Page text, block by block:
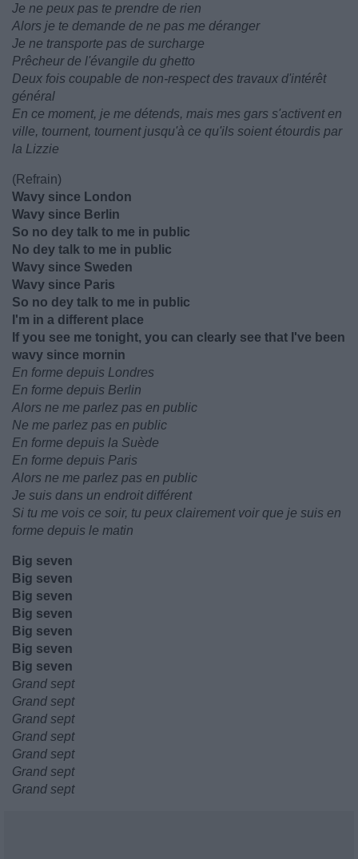
Je ne peux pas te prendre de rien
Alors je te demande de ne pas me déranger
Je ne transporte pas de surcharge
Prêcheur de l'évangile du ghetto
Deux fois coupable de non-respect des travaux d'intérêt
général
En ce moment, je me détends, mais mes gars s'activent en
ville, tournent, tournent jusqu'à ce qu'ils soient étourdis par
la Lizzie
(Refrain)
Wavy since London
Wavy since Berlin
So no dey talk to me in public
No dey talk to me in public
Wavy since Sweden
Wavy since Paris
So no dey talk to me in public
I'm in a different place
If you see me tonight, you can clearly see that I've been
wavy since mornin
En forme depuis Londres
En forme depuis Berlin
Alors ne me parlez pas en public
Ne me parlez pas en public
En forme depuis la Suède
En forme depuis Paris
Alors ne me parlez pas en public
Je suis dans un endroit différent
Si tu me vois ce soir, tu peux clairement voir que je suis en
forme depuis le matin
Big seven
Big seven
Big seven
Big seven
Big seven
Big seven
Big seven
Grand sept
Grand sept
Grand sept
Grand sept
Grand sept
Grand sept
Grand sept